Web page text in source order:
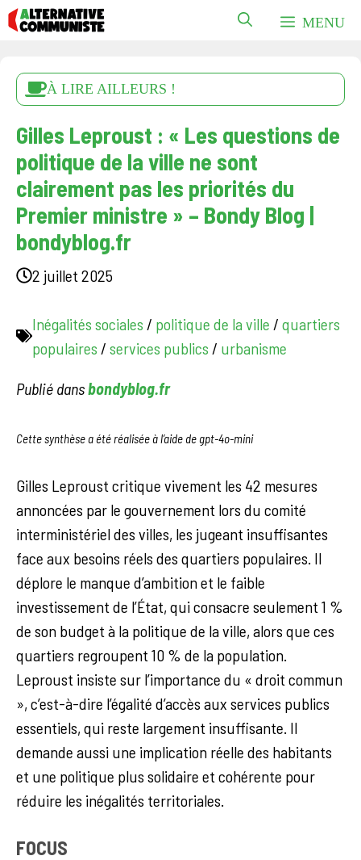
Aller
au
MENU
À LIRE AILLEURS !
Gilles Leproust : « Les questions de
politique de la ville ne sont
clairement pas les priorités du
Premier ministre » – Bondy Blog |
bondyblog.fr
2 juillet 2025
Inégalités sociales / politique de la ville / quartiers
populaires / services publics / urbanisme
Publié dansbondyblog.fr
Cette synthèse a été réalisée à l’aide de gpt-4o-mini
Gilles Leproust critique vivement les 42 mesures
annoncées par le gouvernement lors du comité
interministériel des villes, les jugeant insuffisantes
face aux besoins réels des quartiers populaires. Il
déplore le manque d’ambition et le faible
investissement de l’État, qui consacre seulement 1 %
de son budget à la politique de la ville, alors que ces
quartiers regroupent 10 % de la population.
Leproust insiste sur l’importance du « droit commun
», c’est-à-dire l’égalité d’accès aux services publics
essentiels, qui reste largement insuffisante. Il
demande aussi une implication réelle des habitants
et une politique plus solidaire et cohérente pour
réduire les inégalités territoriales.
FOCUS